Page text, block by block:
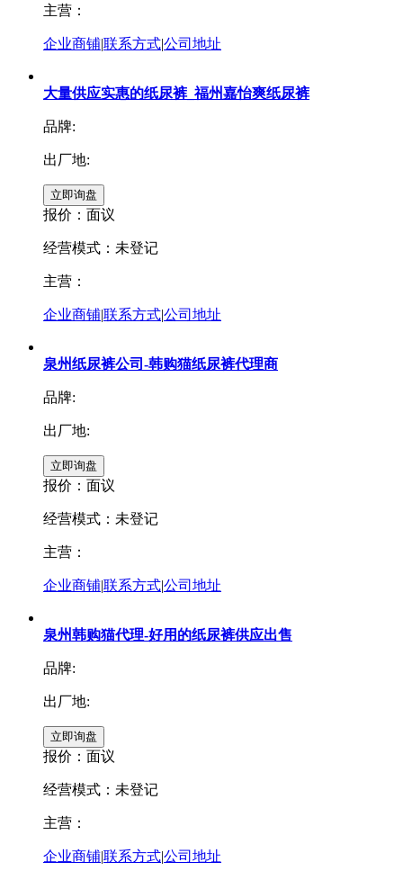
主营：
企业商铺|联系方式|公司地址
大量供应实惠的纸尿裤_福州嘉怡爽纸尿裤
品牌:
出厂地:
报价： 面议
经营模式：未登记
主营：
企业商铺|联系方式|公司地址
泉州纸尿裤公司-韩购猫纸尿裤代理商
品牌:
出厂地:
报价： 面议
经营模式：未登记
主营：
企业商铺|联系方式|公司地址
泉州韩购猫代理-好用的纸尿裤供应出售
品牌:
出厂地:
报价： 面议
经营模式：未登记
主营：
企业商铺|联系方式|公司地址